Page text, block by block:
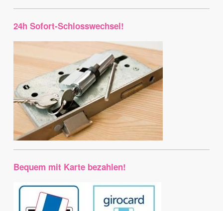
24h Sofort-Schlosswechsel!
Bequem mit Karte bezahlen!